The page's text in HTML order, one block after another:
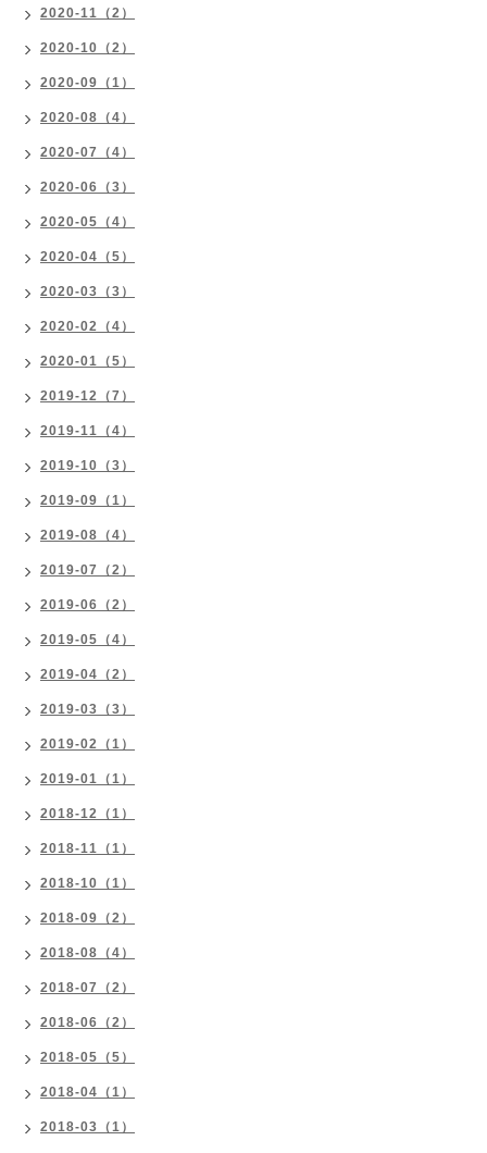
2020-11（2）
2020-10（2）
2020-09（1）
2020-08（4）
2020-07（4）
2020-06（3）
2020-05（4）
2020-04（5）
2020-03（3）
2020-02（4）
2020-01（5）
2019-12（7）
2019-11（4）
2019-10（3）
2019-09（1）
2019-08（4）
2019-07（2）
2019-06（2）
2019-05（4）
2019-04（2）
2019-03（3）
2019-02（1）
2019-01（1）
2018-12（1）
2018-11（1）
2018-10（1）
2018-09（2）
2018-08（4）
2018-07（2）
2018-06（2）
2018-05（5）
2018-04（1）
2018-03（1）